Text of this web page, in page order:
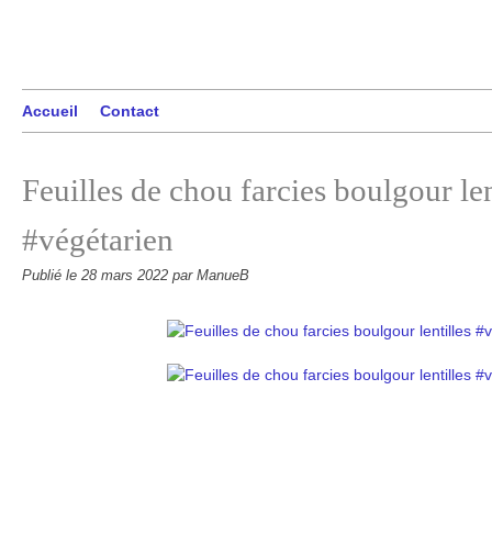
Accueil Contact
Feuilles de chou farcies boulgour
#végétarien
Publié le 28 mars 2022 par ManueB